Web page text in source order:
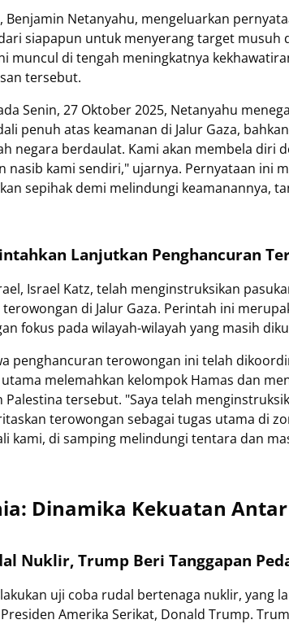
Benjamin Netanyahu, mengeluarkan
siapapun untuk menyerang target musuh
muncul di tengah meningkatnya
tersebut.
Senin, 27 Oktober 2025, Netanyahu
penuh atas keamanan di Jalur Gaza,
negara berdaulat. Kami akan membela diri
nasib kami sendiri," ujarnya. Pernyataan ini
sepihak demi melindungi keamanannya,
Lanjutkan Penghancuran
Israel Katz, telah menginstruksikan
di Jalur Gaza. Perintah ini
fokus pada wilayah-wilayah yang masih
penghancuran terowongan ini telah
melemahkan kelompok Hamas dan
tersebut. "Saya telah
terowongan sebagai tugas utama di
kami, di samping melindungi tentara dan
Dinamika Kekuatan
Nuklir, Trump Beri Tanggapan
uji coba rudal bertenaga nuklir, yang
Amerika Serikat, Donald Trump.